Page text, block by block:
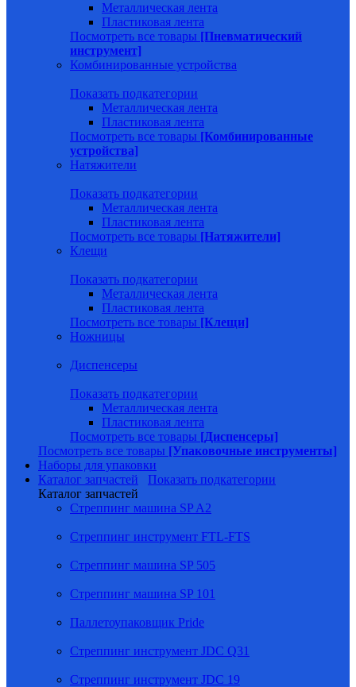
Металлическая лента
Пластиковая лента
Посмотреть все товары [Пневматический
инструмент]
Комбинированные устройства
Показать подкатегории
Металлическая лента
Пластиковая лента
Посмотреть все товары [Комбинированные
устройства]
Натяжители
Показать подкатегории
Металлическая лента
Пластиковая лента
Посмотреть все товары [Натяжители]
Клещи
Показать подкатегории
Металлическая лента
Пластиковая лента
Посмотреть все товары [Клещи]
Ножницы
Диспенсеры
Показать подкатегории
Металлическая лента
Пластиковая лента
Посмотреть все товары [Диспенсеры]
Посмотреть все товары [Упаковочные инструменты]
Наборы для упаковки
Каталог запчастей
Показать подкатегории
Каталог запчастей
Стреппинг машина SP A2
Стреппинг инструмент FTL-FTS
Стреппинг машина SP 505
Стреппинг машина SP 101
Паллетоупаковщик Pride
Стреппинг инструмент JDC Q31
Стреппинг инструмент JDC 19